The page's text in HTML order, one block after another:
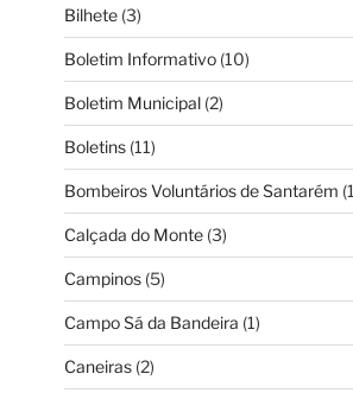
Bilhete(3)
Boletim Informativo(10)
Boletim Municipal(2)
Boletins(11)
Bombeiros Voluntários de Santarém
Calçada do Monte(3)
Campinos(5)
Campo Sá da Bandeira (1)
Caneiras(2)